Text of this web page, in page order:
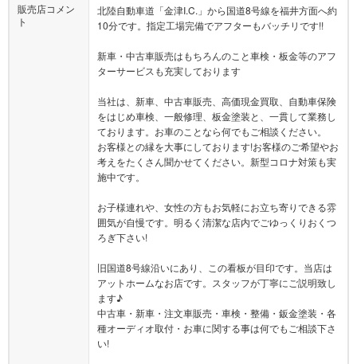
販売店コメン
ト
北陸自動車道「金津I.C.」から国道8号線を福井方面へ約
10分です。指定工場完備でアフターもバッチリです!!
新車・中古車販売はもちろんのこと車検・板金等のアフ
ターサービスも充実しております
当社は、新車、中古車販売、高価現金買取、自動車保険
をはじめ車検、一般修理、板金塗装と、一貫して業務し
ております。お車のことなら何でもご相談ください。
お客様との縁を大事にしております!お客様のご希望やお
考えをたくさん聞かせてください。新型コロナ対策も実
施中です。
お子様連れや、女性の方もお気軽にお立ち寄りできる雰
囲気が自慢です。明るく清潔な店内でごゆっくりおくつ
ろぎ下さい!
旧国道8号線沿いにあり、この看板が目印です。当店は
アットホームなお店です。スタッフが丁寧にご説明致し
ます♪
中古車・新車・注文車販売・車検・整備・鈑金塗装・各
種オーディオ取付・お車に関する事は何でもご相談下さ
い!